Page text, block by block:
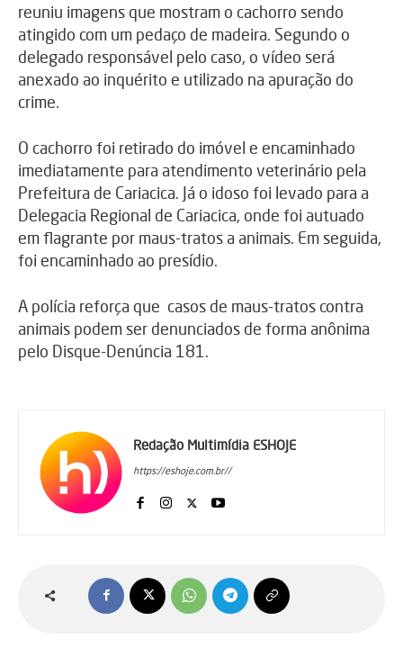
reuniu imagens que mostram o cachorro sendo
atingido com um pedaço de madeira. Segundo o
delegado responsável pelo caso, o vídeo será
anexado ao inquérito e utilizado na apuração do
crime.
O cachorro foi retirado do imóvel e encaminhado
imediatamente para atendimento veterinário pela
Prefeitura de Cariacica. Já o idoso foi levado para a
Delegacia Regional de Cariacica, onde foi autuado
em flagrante por maus-tratos a animais. Em seguida,
foi encaminhado ao presídio.
A polícia reforça que casos de maus-tratos contra
animais podem ser denunciados de forma anônima
pelo Disque-Denúncia 181.
Redação Multimídia ESHOJE
https://eshoje.com.br//